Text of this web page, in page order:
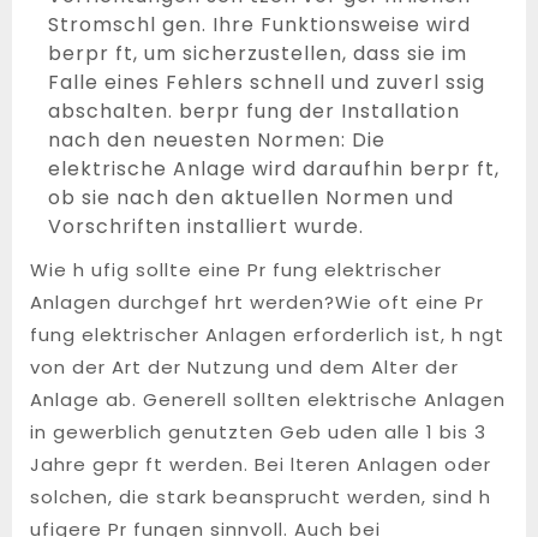
Stromschl gen. Ihre Funktionsweise wird
berpr ft, um sicherzustellen, dass sie im
Falle eines Fehlers schnell und zuverl ssig
abschalten. berpr fung der Installation
nach den neuesten Normen: Die
elektrische Anlage wird daraufhin berpr ft,
ob sie nach den aktuellen Normen und
Vorschriften installiert wurde.
Wie h ufig sollte eine Pr fung elektrischer
Anlagen durchgef hrt werden?Wie oft eine Pr
fung elektrischer Anlagen erforderlich ist, h ngt
von der Art der Nutzung und dem Alter der
Anlage ab. Generell sollten elektrische Anlagen
in gewerblich genutzten Geb uden alle 1 bis 3
Jahre gepr ft werden. Bei lteren Anlagen oder
solchen, die stark beansprucht werden, sind h
ufigere Pr fungen sinnvoll. Auch bei